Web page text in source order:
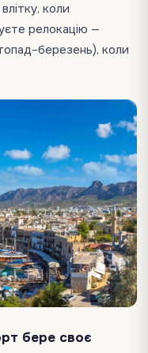
коли
релокацію —
коли
бере своє